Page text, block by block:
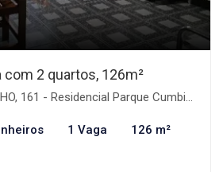
com 2 quartos, 126m²
- Residencial Parque Cumbica, Guarulhos-SP
1 Vaga 126 m²